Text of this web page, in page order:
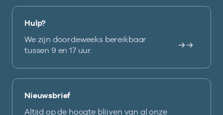
Hulp?
We zijn doordeweeks bereikbaar
tussen 9 en 17 uur.
Nieuwsbrief
Altijd op de hoogte blijven van al onze